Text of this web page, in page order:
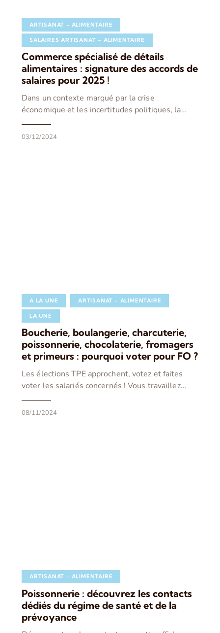
ARTISANAT - ALIMENTAIRE
SALAIRES ARTISANAT – ALIMENTAIRE
Commerce spécialisé de détails
alimentaires : signature des accords de
salaires pour 2025 !
Dans un contexte marqué par la crise
économique et les incertitudes politiques, la…
03/12/2024
A LA UNE ARTISANAT - ALIMENTAIRE
LA UNE
Boucherie, boulangerie, charcuterie,
poissonnerie, chocolaterie, fromagers
et primeurs : pourquoi voter pour FO ?
Les élections TPE approchent, votez et faites
voter les salariés concernés ! Vous travaillez…
08/11/2024
ARTISANAT - ALIMENTAIRE
Poissonnerie : découvrez les contacts
dédiés du régime de santé et de la
prévoyance